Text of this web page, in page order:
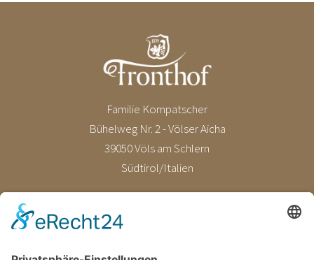
Familie Kompatscher
Bühelweg Nr. 2 - Völser Aicha
39050 Völs am Schlern
Südtirol/Italien
E-Mailinfo@fronthof.com